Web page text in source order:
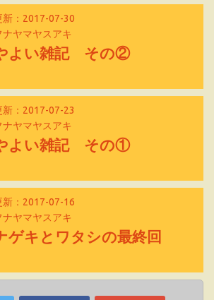
新：2017-07-30
ナヤマヤスアキ
よい雑記 その②
新：2017-07-23
ナヤマヤスアキ
よい雑記 その①
新：2017-07-16
ナヤマヤスアキ
ゲキとワタシの最終回